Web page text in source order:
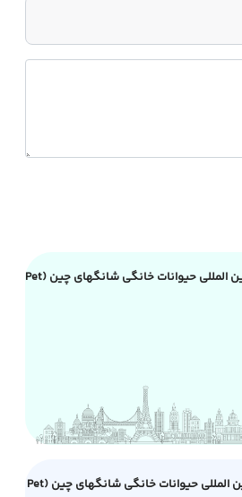
رزرو غرفه در نمایشگاه بین المللی حیوانات خانگی شانگهای چین (Pet
تور بازدید از نمایشگاه بین المللی حیوانات خانگی شانگهای چین (Pet